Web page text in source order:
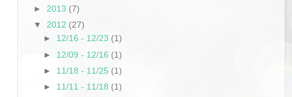
► 2013 (7)
▼ 2012 (27)
► 12/16 - 12/23 (1)
► 12/09 - 12/16 (1)
► 11/18 - 11/25 (1)
► 11/11 - 11/18 (1)